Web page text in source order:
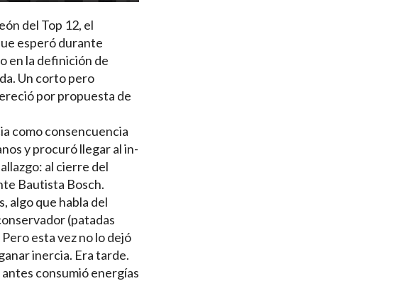
del Top 12, el
esperó durante
en la definición de
Un corto pero
por propuesta de
como consencuencia
y procuró llegar al in-
al cierre del
Bautista Bosch.
algo que habla del
(patadas
esta vez no lo dejó
inercia. Era tarde.
consumió energías